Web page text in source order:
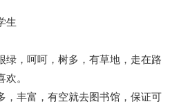
生
绿，呵呵，树多，有草地，走在路
。
，丰富，有空就去图书馆，保证可